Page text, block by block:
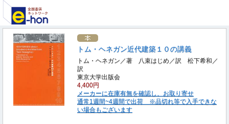
トム・ヘネガン近代建築１０の講義
トム・ヘネガン／著 八束はじめ／訳 松下希和／
訳
東京大学出版会
4,400円
メーカーに在庫有無を確認し、お取り寄せ
通常1週間~4週間で出荷 ※品切れ等で入手できな
い場合もございます